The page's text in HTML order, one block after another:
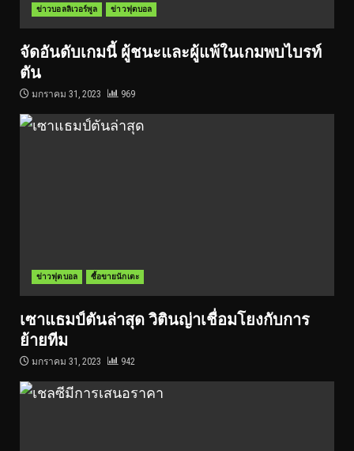
ข่าวบอลลิเวอร์พูล ข่าวฟุตบอล
จัดอันดับเกมนี้ ผู้ชนะและผู้แพ้ในเกมพบไบรท์
ตัน
มกราคม 31, 2023 969
ข่าวฟุตบอล ซื้อขายนักเตะ
เซาแธมป์ตันล่าสุด วิตินญ่าเชื่อมโยงกับการ
ย้ายทีม
มกราคม 31, 2023 942